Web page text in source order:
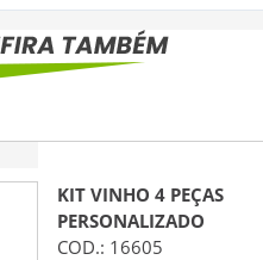
KIT VINHO 4 PEÇAS
PERSONALIZADO
COD.: 16605